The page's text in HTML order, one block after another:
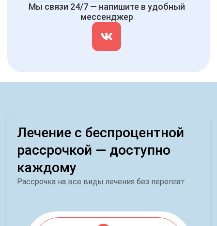
Мы связи 24/7 — напишите в удобный
мессенджер
Лечение с беспроцентной
рассрочкой — доступно
каждому
Рассрочка на все виды лечения без переплат